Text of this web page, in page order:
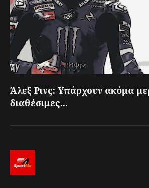
Άλεξ Ρινς: Υπάρχουν ακόμα
διαθέσιμες...